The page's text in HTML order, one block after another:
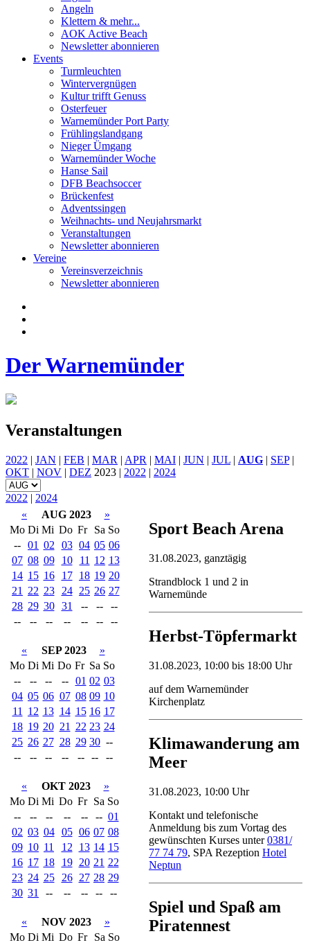
Angeln
Klettern & mehr...
AOK Active Beach
Newsletter abonnieren
Events
Turmleuchten
Wintervergnügen
Kultur trifft Genuss
Osterfeuer
Warnemünder Port Party
Frühlingslandgang
Nieger Ümgang
Warnemünder Woche
Hanse Sail
DFB Beachsoccer
Brückenfest
Adventssingen
Weihnachts- und Neujahrsmarkt
Veranstaltungen
Newsletter abonnieren
Vereine
Vereinsverzeichnis
Newsletter abonnieren
Der Warnemünder
Veranstaltungen
2022 | JAN | FEB | MAR | APR | MAI | JUN | JUL | AUG | SEP|
OKT | NOV | DEZ 2023 | 2022 | 2024
2022 | 2024
«
AUG 2023
»
Mo Di Mi Do Fr Sa So
-- 01 02 03 04 05 06
07 08 09 10 11 12 13
14 15 16 17 18 19 20
21
22 23 24 25 26 27
28 29 30 31 -- --
--
--
-- -- -- -- -- --
« SEP 2023
»
Mo Di Mi Do Fr Sa So
--
-- -- -- 01 02 03
04 05 06 07 08 09 10
11
12 13 14 15 16 17
18 19 20 21 22 23 24
25 26 27 28 29 30 --
--
-- -- -- -- -- --
« OKT 2023
»
Mo Di Mi Do Fr Sa So
--
-- -- -- -- -- 01
02 03 04 05 06 07 08
09 10 11 12 13 14 15
16 17 18 19 20 21 22
23 24 25 26 27 28 29
30 31 -- -- -- -- --
« NOV 2023
»
Mo Di Mi Do Fr Sa So
Sport Beach Arena
31.08.2023, ganztägig
Strandblock 1 und 2 in
Warnemünde
Herbst-Töpfermarkt
31.08.2023, 10:00 bis 18:00 Uhr
auf dem Warnemünder
Kirchenplatz
Klimawanderung am
Meer
31.08.2023, 10:00 Uhr
Kontakt und telefonische
Anmeldung bis zum Vortag des
gewünschten Kurses unter0381/
77 74 79, SPA Rezeption Hotel
Neptun
Spiel und Spaß am
Piratennest